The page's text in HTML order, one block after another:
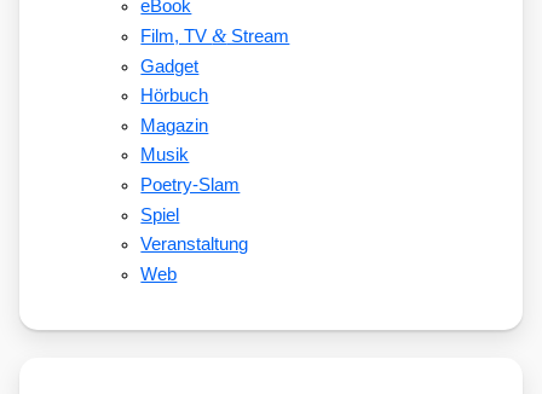
eBook
Film, TV&Stream
Gadget
Hörbuch
Magazin
Musik
Poetry-Slam
Spiel
Veranstaltung
Web